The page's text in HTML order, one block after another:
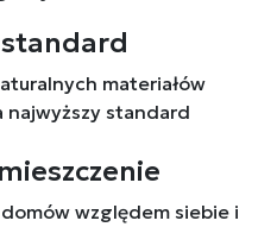
materiałów
najwyższy standard
względem siebie i